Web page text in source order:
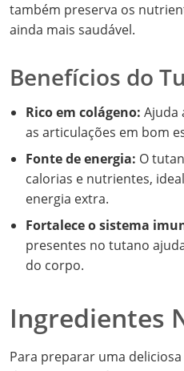
também preserva os
ainda mais saudável.
Benefícios do
Rico em colágeno: Ajuda
as articulações em bom
Fonte de energia: O
calorias e nutrientes,
energia extra.
Fortalece o sistema
presentes no tutano
do corpo.
Ingredientes
Para preparar uma